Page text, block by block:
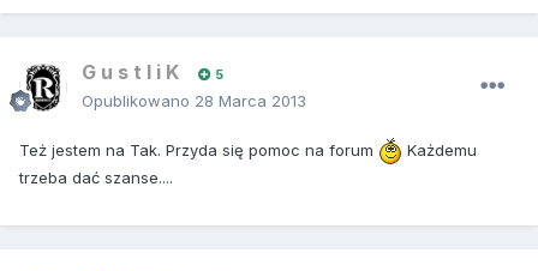
G u s t l i K 5
Opublikowano 28 Marca 2013
Też jestem na Tak. Przyda się pomoc na forum
Każdemu
trzeba dać szanse....